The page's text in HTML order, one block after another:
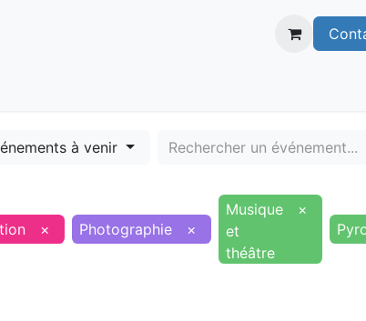
à venir
× Photographie ×
Musique
et
théâtre
×